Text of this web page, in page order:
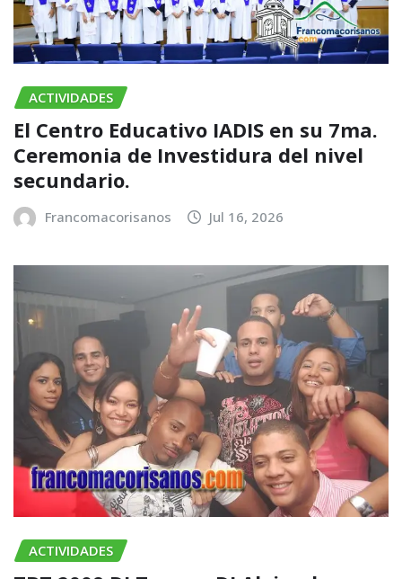
ACTIVIDADES
El Centro Educativo IADIS en su 7ma.
Ceremonia de Investidura del nivel
secundario.
Francomacorisanos Jul 16, 2026
ACTIVIDADES